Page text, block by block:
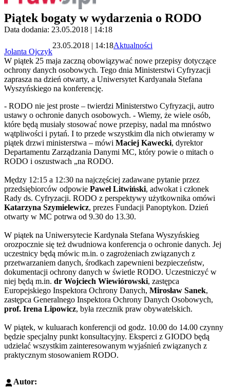
Piątek bogaty w wydarzenia o RODO
Data dodania: 23.05.2018 | 14:18
Jolanta Ojczyk
23.05.2018 | 14:18Aktualności
W piątek 25 maja zaczną obowiązywać nowe przepisy dotyczące
ochrony danych osobowych. Tego dnia Ministerstwi Cyfryzacji
zaprasza na dzień otwarty, a Uniwersytet Kardyanała Stefana
Wyszyńskiego na konferencję.
- RODO nie jest proste – twierdzi Ministerstwo Cyfryzacji, autro
ustawy o ochronie danych osobowych. - Wiemy, że wiele osób,
które będą musiały stosować nowe przepisy, nadal ma mnóstwo
wątpliwości i pytań. I to przede wszystkim dla nich otwieramy w
piątek drzwi ministerstwa – mówi Maciej Kawecki, dyrektor
Departamentu Zarządzania Danymi MC, który powie o mitach o
RODO i oszustwach „na RODO.
Mędzy 12:15 a 12:30 na najczęściej zadawane pytanie przez
przedsiębiorców odpowie Paweł Litwiński, adwokat i członek
Rady ds. Cyfryzacji. RODO z perspektywy użytkownika omówi
Katarzyna Szymielewicz, prezes Fundacji Panoptykon. Dzień
otwarty w MC potrwa od 9.30 do 13.30.
W piątek na Uniwersytecie Kardynała Stefana Wyszyńskieg
orozpocznie się też dwudniowa konferencja o ochronie danych. Jej
uczestnicy będą mówic m.in. o zagrożeniach związanych z
przetwarzaniem danych, środkach zapewnieni bezpieczeństw,
dokumentacji ochrony danych w świetle RODO. Uczestniczyć w
niej będą m.in. dr Wojciech Wiewiórowski, zastępca
Europejskiego Inspektora Ochrony Danych, Mirosław Sanek,
zastępca Generalnego Inspektora Ochrony Danych Osobowych,
prof. Irena Lipowicz, była rzecznik praw obywatelskich.
W piątek, w kuluarach konferencji od godz. 10.00 do 14.00 czynny
będzie specjalny punkt konsultacyjny. Eksperci z GIODO będą
udzielać wszystkim zainteresowanym wyjaśnień związanych z
praktycznym stosowaniem RODO.
Autor: